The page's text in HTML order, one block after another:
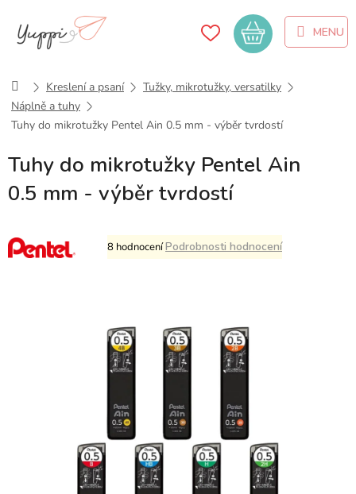
obsah
Nákupní
košík
DomůKreslení a psaní
Tužky, mikrotužky, versatilky
Náplně a tuhy
Tuhy do mikrotužky Pentel Ain 0.5 mm - výběr tvrdostí
Tuhy do mikrotužky Pentel Ain
0.5 mm - výběr tvrdostí
Průměrné
hodnocení
5
hvězdiček.
8 hodnoceníPodrobnosti hodnocení